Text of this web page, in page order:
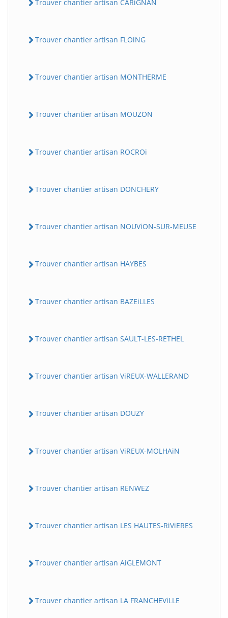
Trouver chantier artisan CARiGNAN
Trouver chantier artisan FLOiNG
Trouver chantier artisan MONTHERME
Trouver chantier artisan MOUZON
Trouver chantier artisan ROCROi
Trouver chantier artisan DONCHERY
Trouver chantier artisan NOUViON-SUR-MEUSE
Trouver chantier artisan HAYBES
Trouver chantier artisan BAZEiLLES
Trouver chantier artisan SAULT-LES-RETHEL
Trouver chantier artisan ViREUX-WALLERAND
Trouver chantier artisan DOUZY
Trouver chantier artisan ViREUX-MOLHAiN
Trouver chantier artisan RENWEZ
Trouver chantier artisan LES HAUTES-RiViERES
Trouver chantier artisan AiGLEMONT
Trouver chantier artisan LA FRANCHEViLLE